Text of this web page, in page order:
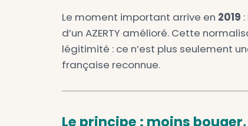
Une création
L’histoire du bépo
wiki officiel bepo.fr, les
2003. L’objectif est alors